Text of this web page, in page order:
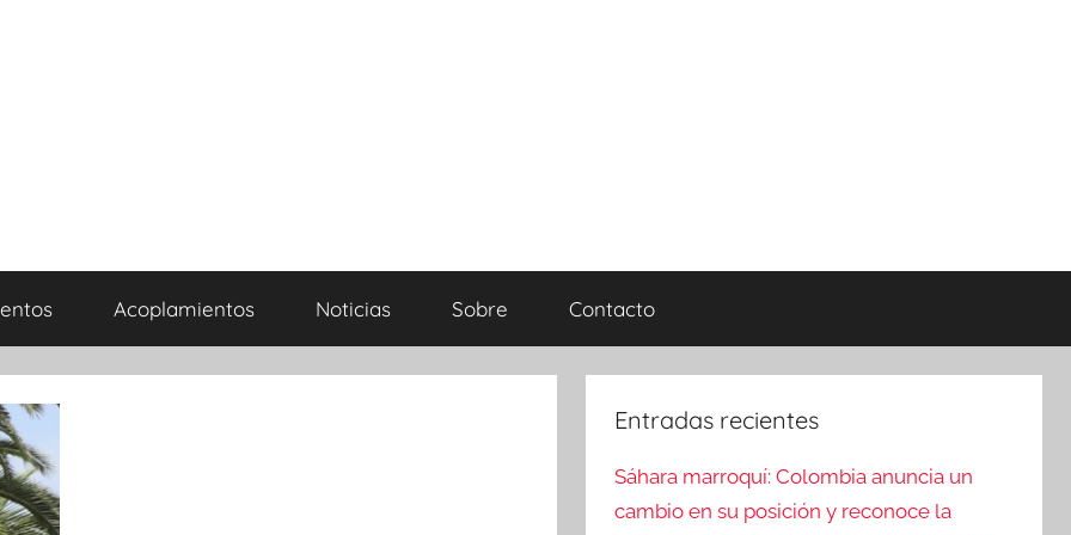
Acoplamientos Noticias Sobre Contacto
Entradas recientes
Sáhara marroquí: Colombia anuncia un
cambio en su posición y reconoce la